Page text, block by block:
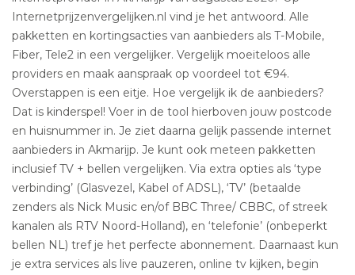
Internetprijzenvergelijken.nl vind je het antwoord. Alle
pakketten en kortingsacties van aanbieders als T-Mobile,
Fiber, Tele2 in een vergelijker. Vergelijk moeiteloos alle
providers en maak aanspraak op voordeel tot €94.
Overstappen is een eitje. Hoe vergelijk ik de aanbieders?
Dat is kinderspel! Voer in de tool hierboven jouw postcode
en huisnummer in. Je ziet daarna gelijk passende internet
aanbieders in Akmarijp. Je kunt ook meteen pakketten
inclusief TV + bellen vergelijken. Via extra opties als ‘type
verbinding’ (Glasvezel, Kabel of ADSL), ‘TV’ (betaalde
zenders als Nick Music en/of BBC Three/ CBBC, of streek
kanalen als RTV Noord-Holland), en ‘telefonie’ (onbeperkt
bellen NL) tref je het perfecte abonnement. Daarnaast kun
je extra services als live pauzeren, online tv kijken, begin